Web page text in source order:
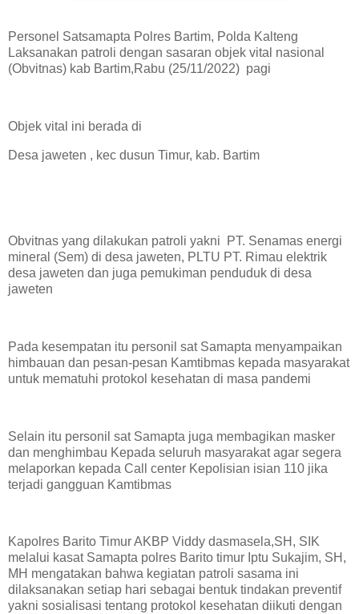
Personel Satsamapta Polres Bartim, Polda Kalteng
Laksanakan patroli dengan sasaran objek vital nasional
(Obvitnas) kab Bartim,Rabu (25/11/2022) pagi
Objek vital ini berada di
Desa jaweten , kec dusun Timur, kab. Bartim
Obvitnas yang dilakukan patroli yakni PT. Senamas energi
mineral (Sem) di desa jaweten, PLTU PT. Rimau elektrik
desa jaweten dan juga pemukiman penduduk di desa
jaweten
Pada kesempatan itu personil sat Samapta menyampaikan
himbauan dan pesan-pesan Kamtibmas kepada masyarakat
untuk mematuhi protokol kesehatan di masa pandemi
Selain itu personil sat Samapta juga membagikan masker
dan menghimbau Kepada seluruh masyarakat agar segera
melaporkan kepada Call center Kepolisian isian 110 jika
terjadi gangguan Kamtibmas
Kapolres Barito Timur AKBP Viddy dasmasela,SH, SIK
melalui kasat Samapta polres Barito timur Iptu Sukajim, SH,
MH mengatakan bahwa kegiatan patroli sasama ini
dilaksanakan setiap hari sebagai bentuk tindakan preventif
yakni sosialisasi tentang protokol kesehatan diikuti dengan